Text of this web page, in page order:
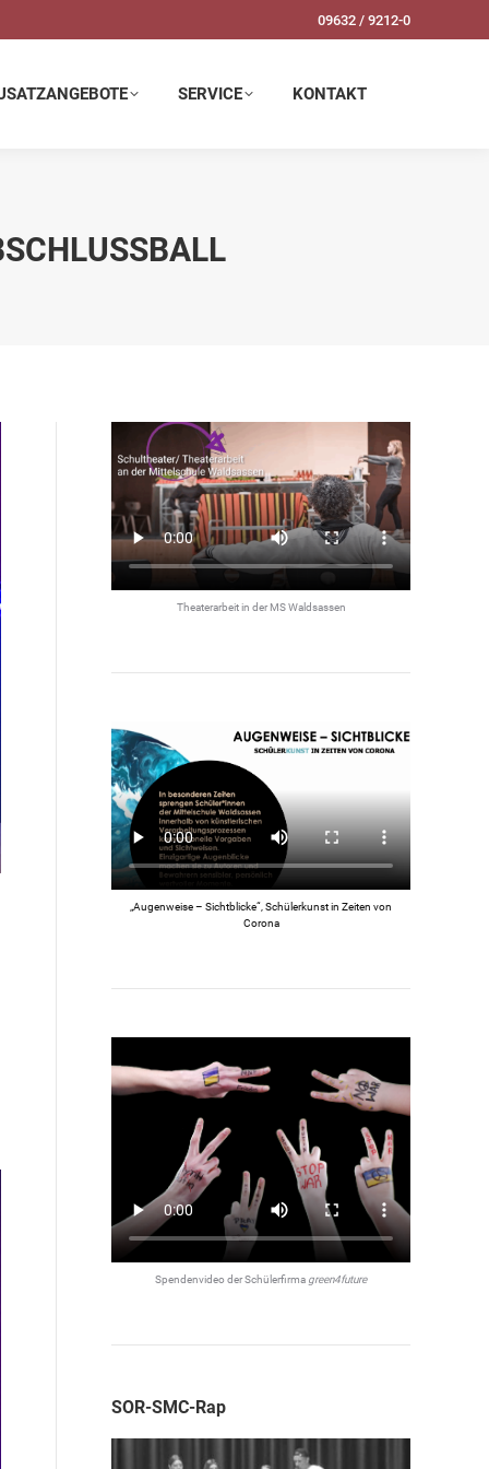
09632 / 9212-0
SERVICE KONTAKT
Theaterarbeit in der MS Waldsassen
„Augenweise – Sichtblicke“, Schülerkunst in Zeiten von
Corona
Spendenvideo der Schülerfirma green4future
SOR-SMC-Rap